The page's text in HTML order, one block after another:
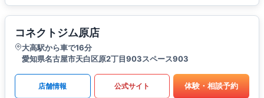
コネクトジム原店
大高駅から車で16分
愛知県名古屋市天白区原2丁目903スペース903
店舗情報 公式サイト 体験・相談予約